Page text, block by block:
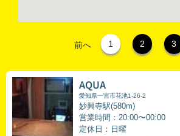
前へ 1 2 3
AQUA
愛知県一宮市花池1-26-2
妙興寺駅(580m)
営業時間：20:00〜00:00
定休日：日曜